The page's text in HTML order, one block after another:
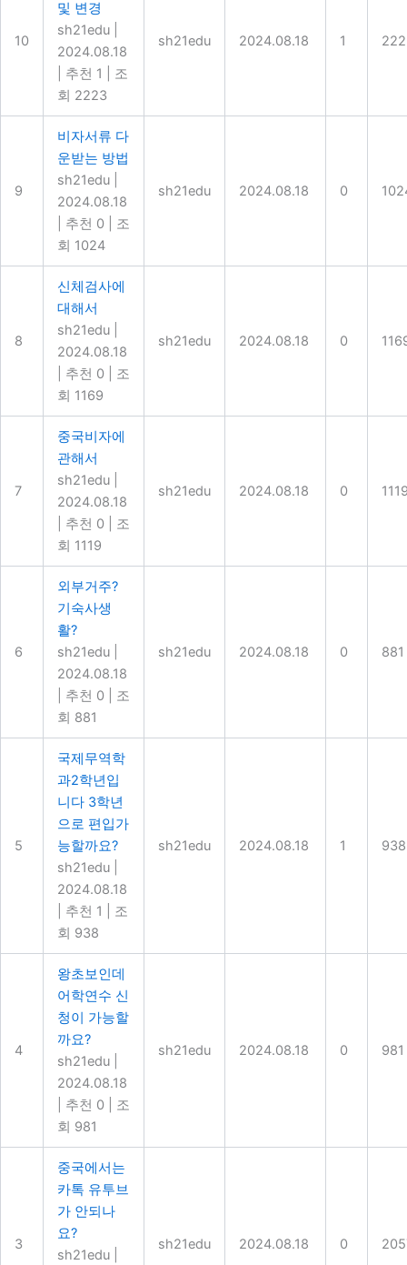
10
및 변경
sh21edu
2024.08.18
추천 1
조
회 2223
sh21edu 2024.08.18 1
9
비자서류 다
운받는 방법
sh21edu
2024.08.18
추천 0
조
회 1024
sh21edu 2024.08.18 0
8
신체검사에
대해서
sh21edu
2024.08.18
추천 0
조
회 1169
sh21edu 2024.08.18 0
7
중국비자에
관해서
sh21edu
2024.08.18
추천 0
조
회 1119
sh21edu 2024.08.18 0
6
외부거주?
기숙사생
활?
sh21edu
2024.08.18
추천 0
조
회 881
sh21edu 2024.08.18 0 881
5
국제무역학
과2학년입
니다 3학년
으로 편입가
능할까요?
sh21edu
2024.08.18
추천 1
조
회 938
sh21edu 2024.08.18 1 938
4
왕초보인데
어학연수 신
청이 가능할
까요?
sh21edu
2024.08.18
추천 0
조
회 981
sh21edu 2024.08.18 0 981
3
중국에서는
카톡 유투브
가 안되나
요?
sh21edu
sh21edu 2024.08.18 0